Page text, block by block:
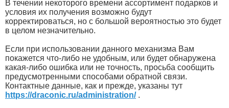
В течении некоторого времени ассортимент подарков и
условия их получения возможно будут
корректироваться, но с большой вероятностью это будет
в целом незначительно.
Если при использовании данного механизма Вам
покажется что-либо не удобным, или будет обнаружена
какая-либо ошибка или не точность, просьба сообщить
предусмотренными способами обратной связи.
Контактные данные, как и прежде, указаны тут
https://draconic.ru/administration/.